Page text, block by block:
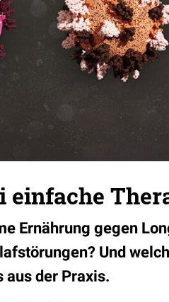
einfache
Ernährung gegen
Und
aus der Praxis.